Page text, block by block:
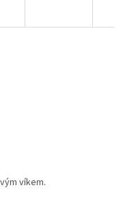
víkem.